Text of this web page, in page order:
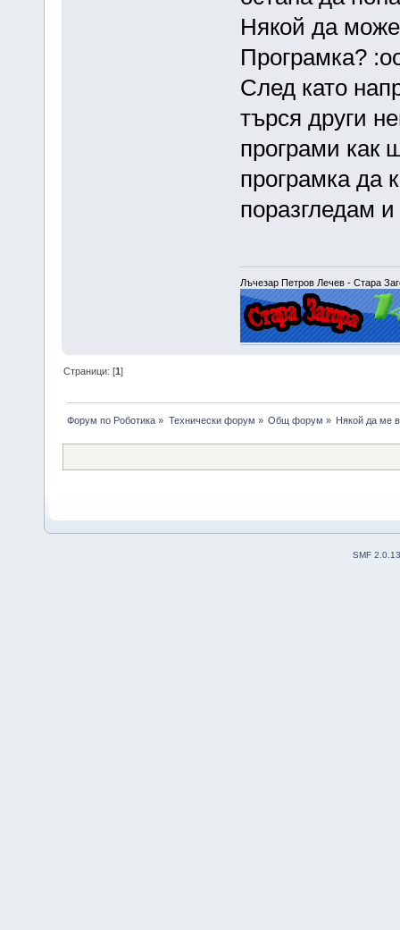
Някой да
Програмка?
След като
търся други
програми как
програмка да
поразгледам
Лъчезар Петров Лечев - Стара
Страници: [1]
Форум по Роботика » Технически форум » Общ форум » Някой да ме
SMF 2.0.13